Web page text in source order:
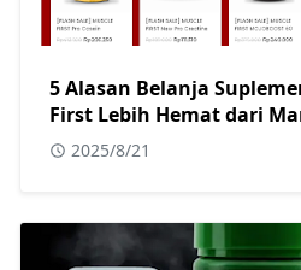
5 Alasan Belanja
First Lebih Hemat dari
2025/8/21